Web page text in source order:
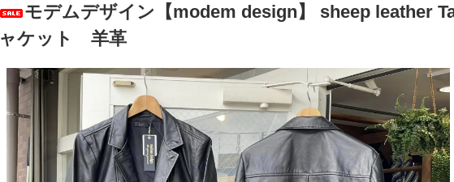
モデムデザイン【modem design】 sheep leather
ャケット 羊革